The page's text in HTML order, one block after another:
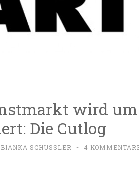
wird um
Die Cutlog
BIANKA SCHÜSSLER ~ 4